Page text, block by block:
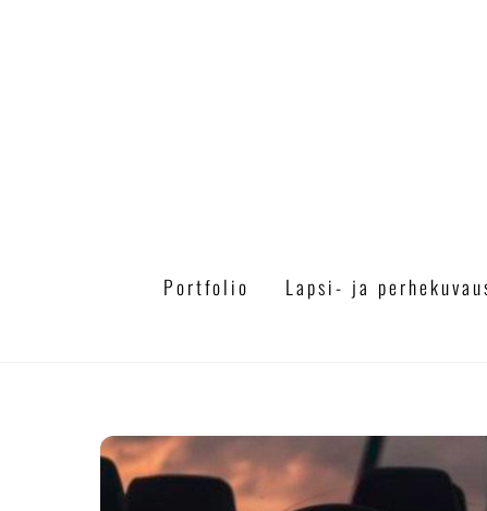
Portfolio Lapsi- ja